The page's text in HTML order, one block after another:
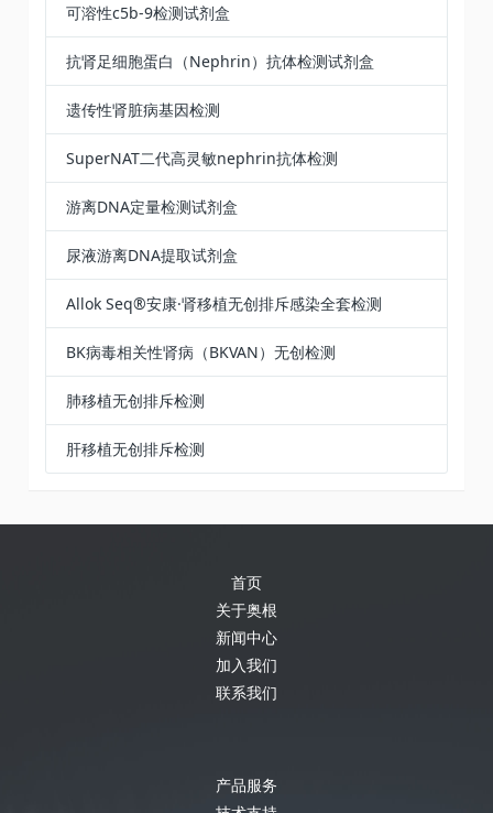
可溶性c5b-9检测试剂盒
抗肾足细胞蛋白（Nephrin）抗体检测试剂盒
遗传性肾脏病基因检测
SuperNAT二代高灵敏nephrin抗体检测
游离DNA定量检测试剂盒
尿液游离DNA提取试剂盒​
Allok Seq®安康·肾移植无创排斥感染全套检测
BK病毒相关性肾病（BKVAN）无创检测
肺移植无创排斥检测
肝移植无创排斥检测
首页
关于奥根
新闻中心
加入我们
联系我们
产品服务